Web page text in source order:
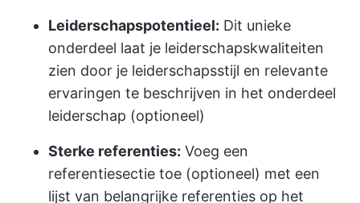
Leiderschapspotentieel: Dit unieke
onderdeel laat je leiderschapskwaliteiten
zien door je leiderschapsstijl en relevante
ervaringen te beschrijven in het onderdeel
leiderschap (optioneel)
Sterke referenties: Voeg een
referentiesectie toe (optioneel) met een
lijst van belangrijke referenties op het